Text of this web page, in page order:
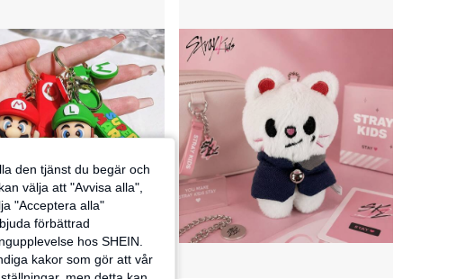
den tjänst du begär och
välja att "Avvisa alla",
"Acceptera alla"
förbättrad
hos SHEIN.
kakor som gör att vår